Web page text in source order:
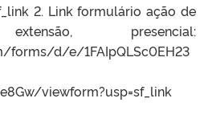
2. Link formulário ação de
presencial:
forms/d/e/1FAIpQLSc0EH23
viewform?usp=sf_link